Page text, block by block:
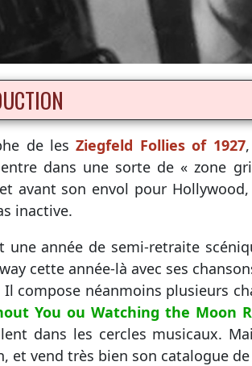
de lesZiegfeld Follies of 1927
entre dans une sorte de « zone
et avant son envol pour
inactive.
une année de semi-retraite
cette année-là avec ses
Il compose néanmoins plusieurs
You ou Watching the Moon
dans les cercles musicaux.
et vend très bien son catalogue